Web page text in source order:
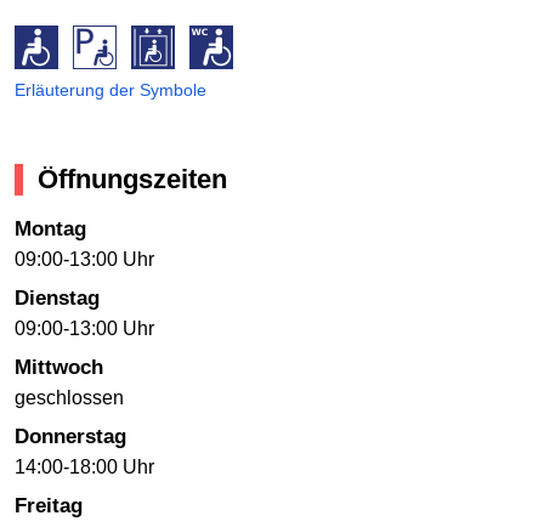
Erläuterung der Symbole
Öffnungszeiten
Montag
09:00-13:00 Uhr
Dienstag
09:00-13:00 Uhr
Mittwoch
geschlossen
Donnerstag
14:00-18:00 Uhr
Freitag